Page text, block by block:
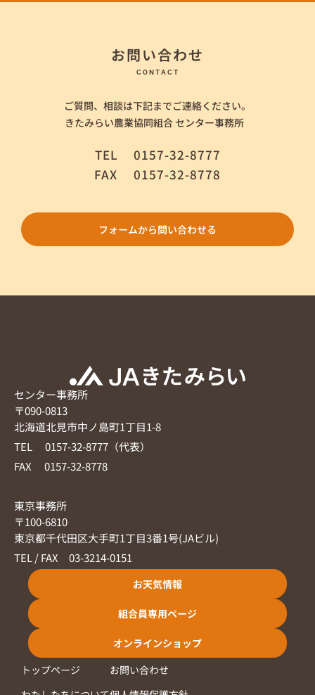
お問い合わせ
CONTACT
ご質問、相談は下記までご連絡ください。
きたみらい農業協同組合 センター事務所
TEL 0157-32-8777
FAX 0157-32-8778
フォームから問い合わせる
センター事務所
〒090-0813
北海道北見市中ノ島町1丁目1-8
TEL 0157-32-8777（代表）
FAX 0157-32-8778
東京事務所
〒100-6810
東京都千代田区大手町1丁目3番1号(JAビル)
TEL / FAX 03-3214-0151
お天気情報
組合員専用ページ
オンラインショップ
トップページ
お問い合わせ